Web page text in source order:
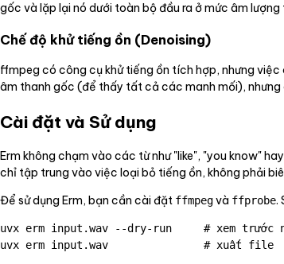
gốc và lặp lại nó dưới toàn bộ đầu ra ở mức âm
Chế độ khử tiếng ồn (Denoising)
ffmpeg có công cụ khử tiếng ồn tích hợp, nhưng
âm thanh gốc (để thấy tất cả các manh mối),
Cài đặt và Sử dụng
Erm không chạm vào các từ như "like", "you know"
chỉ tập trung vào việc loại bỏ tiếng ồn, không phải
Để sử dụng Erm, bạn cần cài đặt ffmpegvà ffprobe.
uvx erm input.wav --dry-run     # xem trước